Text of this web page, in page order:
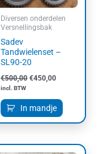
Diversen onderdelen
Versnellingsbak
Sadev
Tandwielenset –
SL90-20
€500,00 €450,00
incl. BTW
In mandje